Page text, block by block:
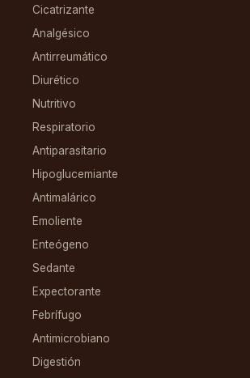
Cicatrizante
Analgésico
Antirreumático
Diurético
Nutritivo
Respiratorio
Antiparasitario
Hipoglucemiante
Antimalárico
Emoliente
Enteógeno
Sedante
Expectorante
Febrífugo
Antimicrobiano
Digestión